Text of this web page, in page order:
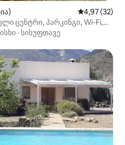
საშუალო
4,97 (32)
ცენტრი, პარკინგი, Wi-Fi,
· სისუფთავე